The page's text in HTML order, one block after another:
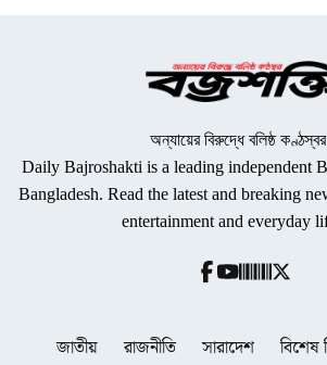
অন্যায়ের বিরুদ্ধে বলিষ্ঠ
Daily Bajroshakti is a leading independent
Bangladesh. Read the latest and breaking
entertainment and everyday
জাতীয় রাজনীতি সারাদেশ বিশেষ